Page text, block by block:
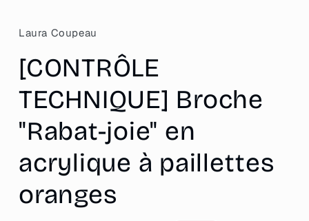
fenêtre
modale
Laura Coupeau
[CONTRÔLE
TECHNIQUE] Broche
"Rabat-joie" en
acrylique à paillettes
oranges